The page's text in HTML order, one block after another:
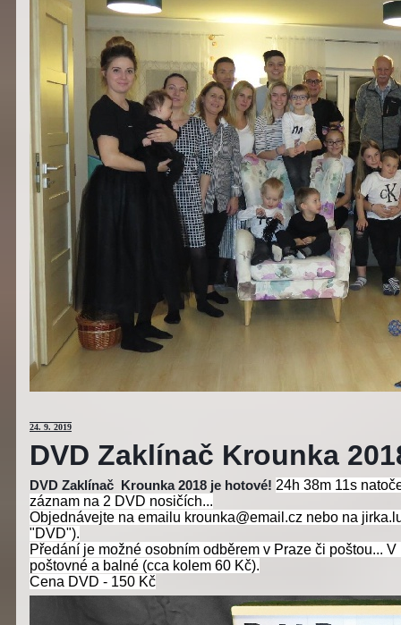
24. 9. 2019
DVD Zaklínač Krounka
DVD Zaklínač Krounka 2018 je hotové! 24h 38m 11s
záznam na 2 DVD nosičích...
Objednávejte na emailu krounka@email.cz nebo na
"DVD").
Předání je možné osobním odběrem v Praze či poštou...
poštovné a balné (cca kolem 60 Kč).
Cena DVD - 150 Kč